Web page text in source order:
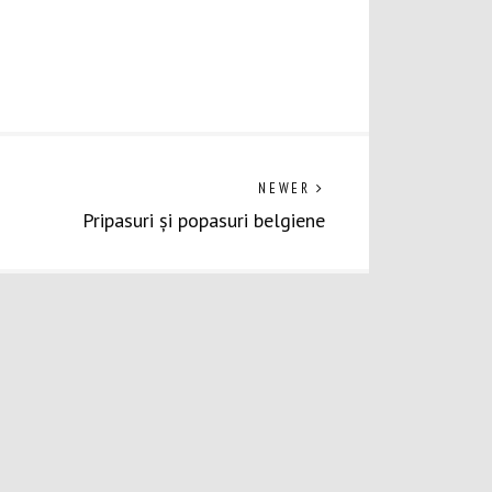
NEWER
post:
Pripasuri și popasuri belgiene